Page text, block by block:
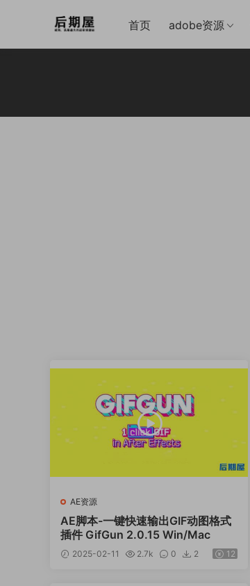
首页 adobe资源
AE资源
AE脚本-一键快速输出GIF动图格式
插件 GifGun 2.0.15 Win/Mac
2025-02-11 2.7k 0 2 12